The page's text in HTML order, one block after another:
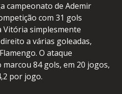
campeonato de Ademir
com 31 gols
Vitória simplesmente
a várias goleadas,
O ataque
84 gols, em 20 jogos,
por jogo.